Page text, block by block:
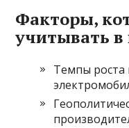
Факторы,
учитывать в
Темпы роста